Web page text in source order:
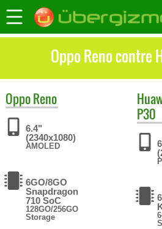
Oppo Reno contre
OppoReno
6.4"
(2340x1080)
AMOLED
6GO/8GO
Snapdragon
710 SoC
128GO/256GO
Storage
P30